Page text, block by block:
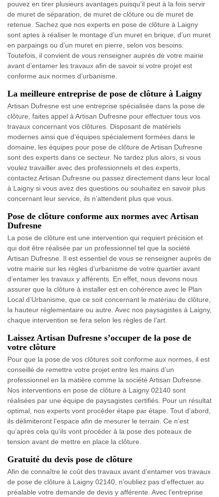
pouvez en tirer plusieurs avantages puisqu’il peut à la fois servir
de muret de séparation, de muret de clôture ou de muret de
retenue. Sachez que nos experts en pose de clôture à Laigny
sont aptes à réaliser le montage d’un muret en brique, d’un muret
en parpaings ou d’un muret en pierre, selon vos besoins.
Toutefois, il convient de vous renseigner auprès de votre mairie
avant d’entamer les travaux afin de savoir si votre projet est
conforme aux normes d’urbanisme.
La meilleure entreprise de pose de clôture à Laigny
Artisan Dufresne est une entreprise spécialisée dans la pose de
clôture, faites appel à Artisan Dufresne pour effectuer tous vos
travaux concernant vos clôtures. Disposant de matériels
modernes ainsi que d’équipes spécialement formées dans le
domaine, les équipes pour pose de clôture de Artisan Dufresne
sont des experts dans ce secteur. Ne tardez plus alors, si vous
voulez travailler avec des professionnels et des experts,
contactez Artisan Dufresne ou passez directement dans leur local
à Laigny si vous avez des questions ou souhaitez en savoir plus
concernant leur service, ils n’attendent plus que vous.
Pose de clôture conforme aux normes avec Artisan
Dufresne
La pose de clôture est une intervention qui requiert précision et
qui doit être réalisée par un professionnel tel que la société
Artisan Dufresne. Il est essentiel de vous se renseigner auprès de
votre mairie sur les règles d’urbanisme de votre quartier avant
d’entamer les travaux y afférents. En effet, nous devons nous
assurer que la clôture à installer est en cohérence avec le Plan
Local d’Urbanisme, que ce soit concernant le matériau de clôture,
la hauteur réglementaire ou autre. Avec nos paysagistes à Laigny,
chaque intervention se fera selon les règles de l’art.
Laissez Artisan Dufresne s’occuper de la pose de
votre clôture
Pour que la pose de vos clôtures soit conforme aux normes, il est
conseillé de remettre votre projet entre les mains d’un
professionnel en la matière comme la société Artisan Dufresne.
Nos interventions en pose de clôture à Laigny 02140 sont
réalisées par une équipe de paysagistes certifiés. Pour un résultat
optimal, nos experts vont procéder étape par étape. Tout d’abord,
ils délimiteront l’espace afin de mesurer le terrain. Ce n’est
qu’après cela qu’ils vont procéder à la pose des poteaux de
tension avant de mettre en place la clôture.
Gratuité du devis pose de clôture
Afin de connaître le coût des travaux avant d’entamer vos travaux
de pose de clôture à Laigny 02140, n’oubliez pas d’effectuer au
préalable votre demande de devis y afférente. Avec l’entreprise